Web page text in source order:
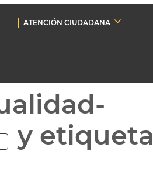
ATENCIÓN CIUDADANA
y etiqueta